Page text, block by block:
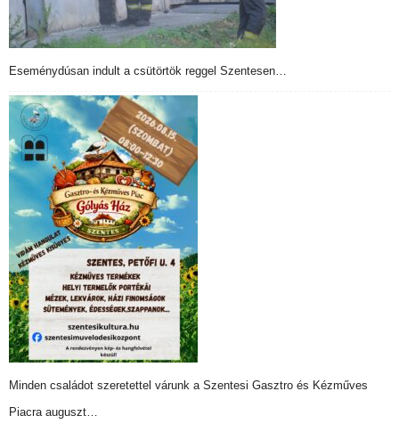
Eseménydúsan indult a csütörtök reggel Szentesen…
Minden családot szeretettel várunk a Szentesi Gasztro és Kézműves
Piacra auguszt…